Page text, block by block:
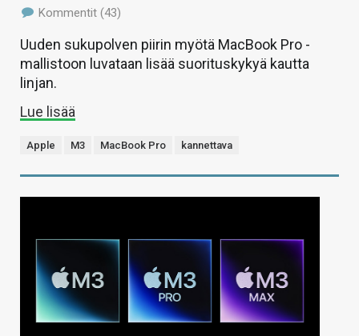
Kommentit (43)
Uuden sukupolven piirin myötä MacBook Pro -
mallistoon luvataan lisää suorituskykyä kautta
linjan.
Lue lisää
Apple M3 MacBook Pro kannettava